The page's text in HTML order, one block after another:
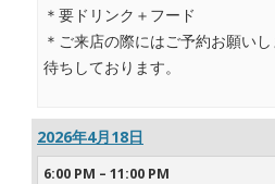
＊要ドリンク＋フード
＊ご来店の際にはご予約お願い
待ちしております。
2026年4月18日
6:00 PM – 11:00 PM